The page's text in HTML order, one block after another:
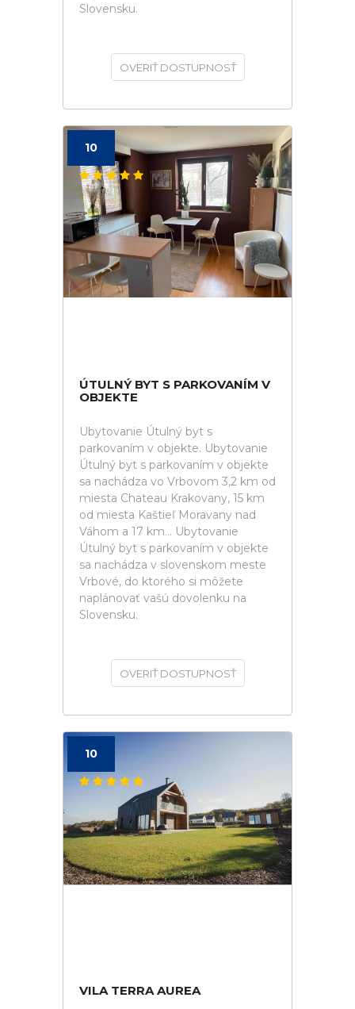
Slovensku.
OVERIŤ DOSTUPNOSŤ
10
ÚTULNÝ BYT S PARKOVANÍM V
OBJEKTE
Ubytovanie Útulný byt s
parkovaním v objekte. Ubytovanie
Útulný byt s parkovaním v objekte
sa nachádza vo Vrbovom 3,2 km od
miesta Chateau Krakovany, 15 km
od miesta Kaštieľ Moravany nad
Váhom a 17 km... Ubytovanie
Útulný byt s parkovaním v objekte
sa nachádza v slovenskom meste
Vrbové, do ktorého si môžete
naplánovať vašú dovolenku na
Slovensku.
OVERIŤ DOSTUPNOSŤ
10
VILA TERRA AUREA